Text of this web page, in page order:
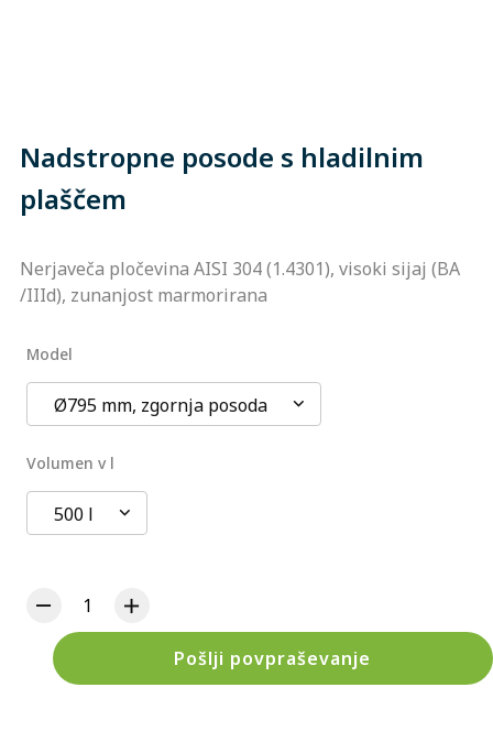
Nadstropne posode s hladilnim
plaščem
Nerjaveča pločevina AISI 304 (1.4301), visoki sijaj (BA
/IIId), zunanjost marmorirana
Model
Ø795 mm, zgornja posoda
Volumen v l
500 l
Pošlji povpraševanje